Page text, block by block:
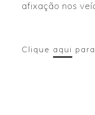
afixação nos
Clique aqui